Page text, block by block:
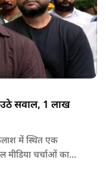
उठे सवाल, 1 लाख
में स्थित एक
मीडिया चर्चाओं का